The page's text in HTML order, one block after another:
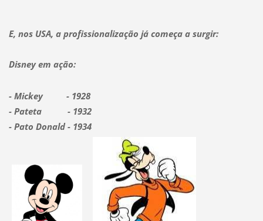
E, nos USA, a profissionalização já começa a surgir:
Disney em ação:
- Mickey - 1928
- Pateta - 1932
- Pato Donald - 1934